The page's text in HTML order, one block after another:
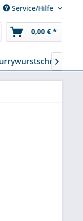
Service/Hilfe
0,00 € *
